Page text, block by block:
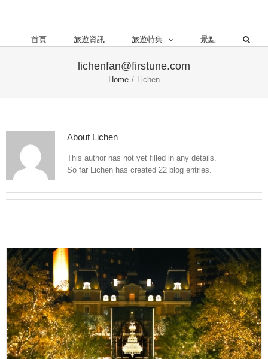
首頁 旅遊資訊 旅遊特集 景點
lichenfan@firstune.com
Home / Lichen
About Lichen
This author has not yet filled in any details.
So far Lichen has created 22 blog entries.